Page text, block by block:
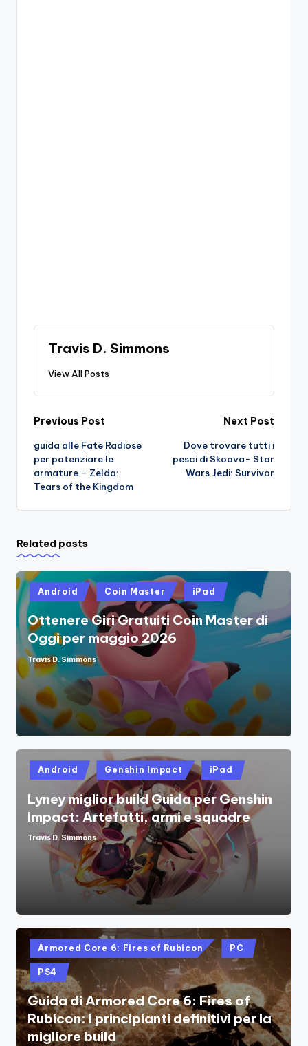
Travis D. Simmons
View All Posts
Post
navigation
Previous Post
guida alle Fate Radiose
per potenziare le
armature – Zelda:
Tears of the Kingdom
Next Post
Dove trovare tutti i
pesci di Skoova- Star
Wars Jedi: Survivor
Related posts
Posted
in
Android Coin Master iPad
Ottenere Giri Gratuiti Coin Master di
Oggi per maggio 2026
Posted
by
Travis D. Simmons
Posted
in
Android Genshin Impact iPad
Lyney miglior build Guida per Genshin
Impact: Artefatti, armi e squadre
Posted
Travis D. Simmons
Posted
in
Armored Core 6: Fires of Rubicon PC
PS4
Guida di Armored Core 6: Fires of
Rubicon: I principianti definitivi per la
migliore build